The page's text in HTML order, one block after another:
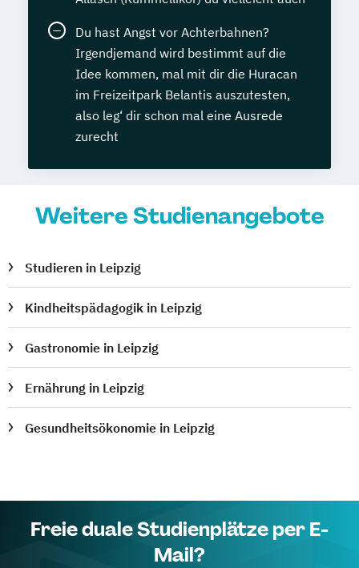
Du hast Angst vor Achterbahnen?
Irgendjemand wird bestimmt auf die
Idee kommen, mal mit dir die Huracan
im Freizeitpark Belantis auszutesten,
also leg‘ dir schon mal eine Ausrede
zurecht
Weitere Studienangebote
Studieren in Leipzig
Kindheitspädagogik in Leipzig
Gastronomie in Leipzig
Ernährung in Leipzig
Gesundheitsökonomie in Leipzig
Freie duale Studienplätze per E-
Mail?